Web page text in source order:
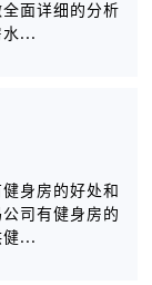
面详细的分析
水...
身房的好处和
司有健身房的
健...